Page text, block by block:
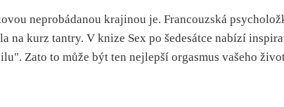
neprobádanou krajinou je. Francouzská
kurz tantry. V knize Sex po šedesátce nabízí
Zato to může být ten nejlepší orgasmus vašeho